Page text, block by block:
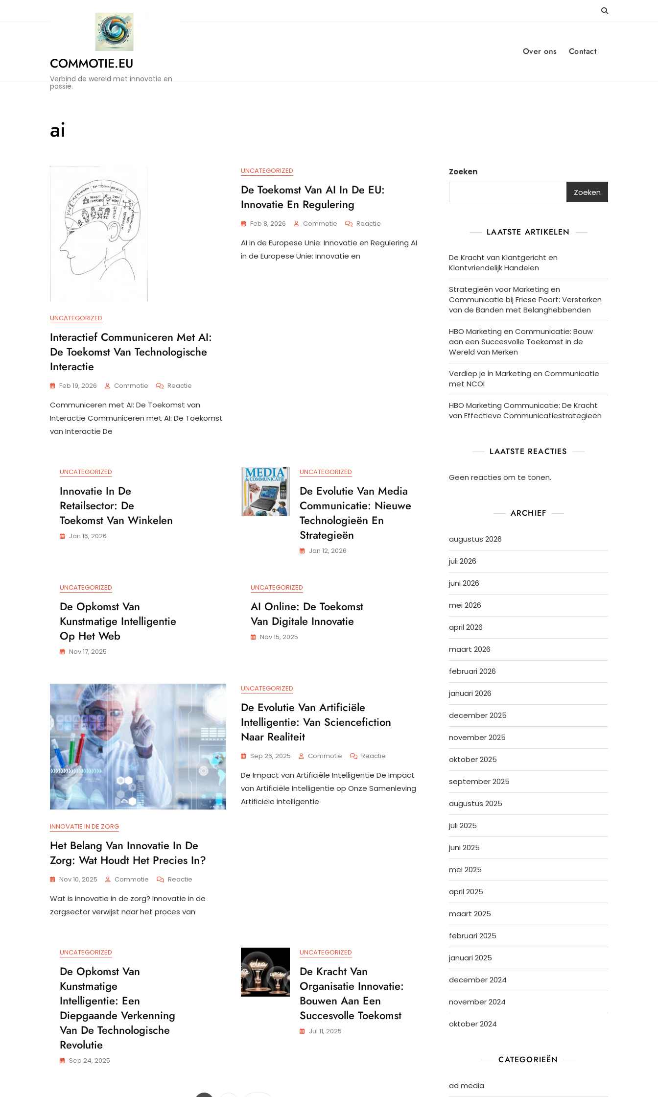
COMMOTIE.EU
Verbind de wereld met innovatie en
passie.
Over ons Contact
ai
UNCATEGORIZED
Interactief Communiceren Met AI:
De Toekomst Van Technologische
Interactie
Feb 19, 2026 Commotie Reactie
Communiceren
Met
Communiceren met AI: De Toekomst van
Interactie Communiceren met AI: De Toekomst
van Interactie De
UNCATEGORIZED
De Toekomst Van AI In De EU:
Innovatie En Regulering
Feb 8, 2026 Commotie Reactie
Toekomst
AI in de Europese Unie: Innovatie en Regulering AI
in de Europese Unie: Innovatie en
UNCATEGORIZED
Innovatie In De
Retailsector: De
Toekomst Van Winkelen
Jan 16, 2026
UNCATEGORIZED
De Evolutie Van Media
Communicatie: Nieuwe
Technologieën En
Strategieën
Jan 12, 2026
UNCATEGORIZED
De Opkomst Van
Kunstmatige Intelligentie
Op Het Web
Nov 17, 2025
UNCATEGORIZED
AI Online: De Toekomst
Van Digitale Innovatie
Nov 15, 2025
INNOVATIE IN DE ZORG
Het Belang Van Innovatie In De
Zorg: Wat Houdt Het Precies In?
Nov 10, 2025 Commotie Reactie
Belang
Van
Wat is innovatie in de zorg? Innovatie in de
zorgsector verwijst naar het proces van
UNCATEGORIZED
De Evolutie Van Artificiële
Intelligentie: Van Sciencefiction
Naar Realiteit
Sep 26, 2025 Commotie Reactie
Evolutie
Van
Artificiële
De Impact van Artificiële Intelligentie De Impact
van Artificiële Intelligentie op Onze Samenleving
Artificiële intelligentie
UNCATEGORIZED
De Opkomst Van
Kunstmatige
Intelligentie: Een
Diepgaande Verkenning
Van De Technologische
Revolutie
Sep 24, 2025
UNCATEGORIZED
De Kracht Van
Organisatie Innovatie:
Bouwen Aan Een
Succesvolle Toekomst
Jul 11, 2025
Zoeken
Zoeken
LAATSTE ARTIKELEN
De Kracht van Klantgericht en
Klantvriendelijk Handelen
Strategieën voor Marketing en
Communicatie bij Friese Poort: Versterken
van de Banden met Belanghebbenden
HBO Marketing en Communicatie: Bouw
aan een Succesvolle Toekomst in de
Wereld van Merken
Verdiep je in Marketing en Communicatie
met NCOI
HBO Marketing Communicatie: De Kracht
van Effectieve Communicatiestrategieën
LAATSTE REACTIES
Geen reacties om te tonen.
ARCHIEF
augustus 2026
juli 2026
juni 2026
mei 2026
april 2026
maart 2026
februari 2026
januari 2026
december 2025
november 2025
oktober 2025
september 2025
augustus 2025
juli 2025
juni 2025
mei 2025
april 2025
maart 2025
februari 2025
januari 2025
december 2024
november 2024
oktober 2024
CATEGORIEËN
ad media